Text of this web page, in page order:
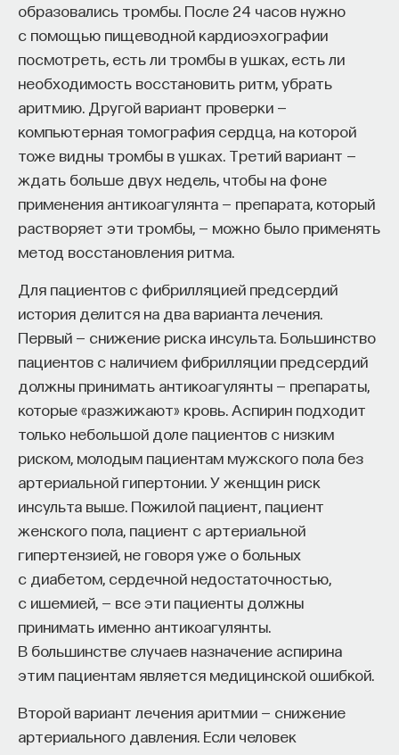
образовались тромбы. После 24 часов нужно
с помощью пищеводной кардиоэхографии
посмотреть, есть ли тромбы в ушках, есть ли
необходимость восстановить ритм, убрать
аритмию. Другой вариант проверки —
компьютерная томография сердца, на которой
тоже видны тромбы в ушках. Третий вариант —
ждать больше двух недель, чтобы на фоне
применения антикоагулянта — препарата, который
растворяет эти тромбы, — можно было применять
метод восстановления ритма.
Для пациентов с фибрилляцией предсердий
история делится на два варианта лечения.
Первый — снижение риска инсульта. Большинство
пациентов с наличием фибрилляции предсердий
должны принимать антикоагулянты — препараты,
которые «разжижают» кровь. Аспирин подходит
только небольшой доле пациентов с низким
риском, молодым пациентам мужского пола без
артериальной гипертонии. У женщин риск
инсульта выше. Пожилой пациент, пациент
женского пола, пациент с артериальной
гипертензией, не говоря уже о больных
с диабетом, сердечной недостаточностью,
с ишемией, — все эти пациенты должны
принимать именно антикоагулянты.
В большинстве случаев назначение аспирина
этим пациентам является медицинской ошибкой.
Второй вариант лечения аритмии — снижение
артериального давления. Если человек